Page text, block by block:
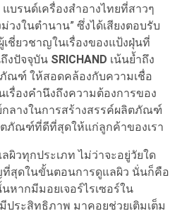
แบรนด์เครื่องสำอางไทยที่สาวๆ
งในตำนาน” ซึ่งได้เสียงตอบรับ
ชี่ยวชาญในเรื่องของแป้งฝุ่นที่
งปัจจุบัน SRICHAND เน้นย้ำถึง
ณฑ์ ให้สอดคล้องกับความเชื่อ
รื่องคำนึงถึงความต้องการของ
ลางในการสร้างสรรค์ผลิตภัณฑ์
ภัณฑ์ที่ดีที่สุดให้แก่ลูกค้าของเรา
ผิวทุกประเภท ไม่ว่าจะอยู่วัยใด
สุดในขั้นตอนการดูแลผิว นั่นก็คือ
หากมีมอยเจอร์ไรเซอร์ใน
ระสิทธิภาพ มาคอยช่วยเติมเต็ม